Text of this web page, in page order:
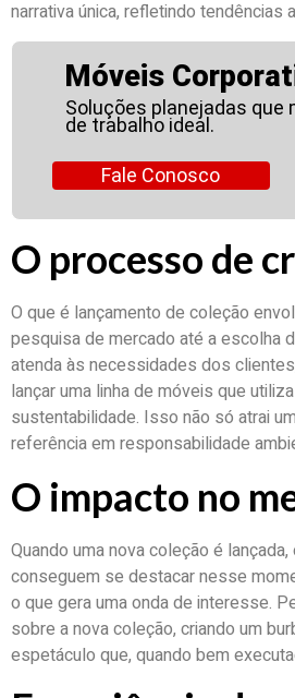
narrativa única, refletindo
Móveis
Soluções planejadas
de trabalho ideal.
Fale Conosco
O processo de
O que é lançamento de coleção
pesquisa de mercado até a escolha
atenda às necessidades dos
lançar uma linha de móveis que
sustentabilidade. Isso não só atrai
referência em responsabilidade
O impacto no
Quando uma nova coleção é
conseguem se destacar nesse
o que gera uma onda de interesse.
sobre a nova coleção, criando um
espetáculo que, quando bem